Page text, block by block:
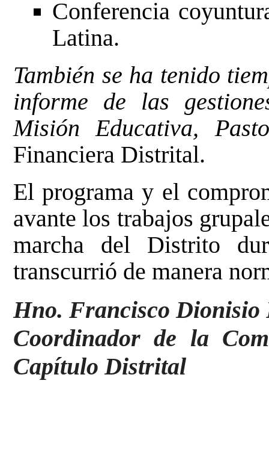
Conferencia
Latina.
También se ha tenido
informe de las
Misión Educativa,
Financiera Distrital.
El programa y el
avante los trabajos
marcha del Distrito
transcurrió de manera
Hno. Francisco Dionisio
Coordinador de la
Capítulo Distrital